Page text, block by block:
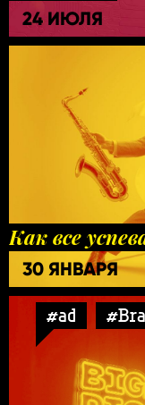
24 ИЮЛЯ
Как все
30 ЯНВАРЯ
#ad